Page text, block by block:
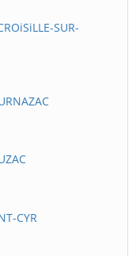
SUR-
CYR